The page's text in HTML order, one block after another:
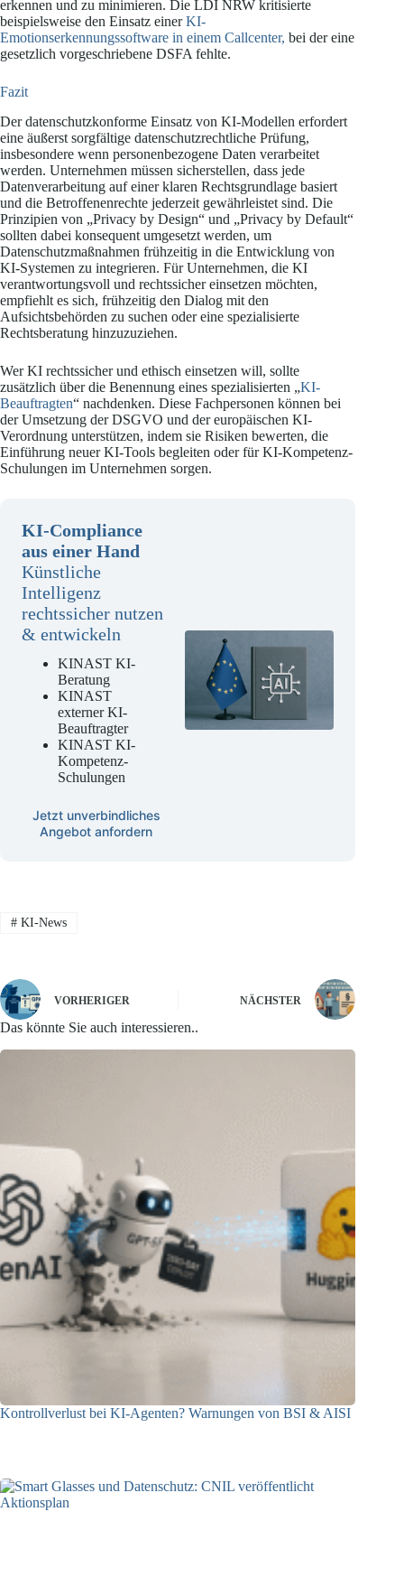
erkennen und zu minimieren. Die LDI NRW kritisierte
beispielsweise den Einsatz einerKI-
Emotionserkennungssoftware in einem Callcenter, bei der eine
gesetzlich vorgeschriebene DSFA fehlte.
Fazit
Der datenschutzkonforme Einsatz von KI-Modellen erfordert
eine äußerst sorgfältige datenschutzrechtliche Prüfung,
insbesondere wenn personenbezogene Daten verarbeitet
werden. Unternehmen müssen sicherstellen, dass jede
Datenverarbeitung auf einer klaren Rechtsgrundlage basiert
und die Betroffenenrechte jederzeit gewährleistet sind. Die
Prinzipien von „Privacy by Design“ und „Privacy by Default“
sollten dabei konsequent umgesetzt werden, um
Datenschutzmaßnahmen frühzeitig in die Entwicklung von
KI-Systemen zu integrieren. Für Unternehmen, die KI
verantwortungsvoll und rechtssicher einsetzen möchten,
empfiehlt es sich, frühzeitig den Dialog mit den
Aufsichtsbehörden zu suchen oder eine spezialisierte
Rechtsberatung hinzuzuziehen.
Wer KI rechtssicher und ethisch einsetzen will, sollte
zusätzlich über die Benennung eines spezialisierten „KI-
Beauftragten“ nachdenken. Diese Fachpersonen können bei
der Umsetzung der DSGVO und der europäischen KI-
Verordnung unterstützen, indem sie Risiken bewerten, die
Einführung neuer KI-Tools begleiten oder für KI-Kompetenz-
Schulungen im Unternehmen sorgen.
KI-Compliance
aus einer Hand
Künstliche
Intelligenz
rechtssicher nutzen
& entwickeln
KINAST KI-
Beratung
KINAST
externer KI-
Beauftragter
KINAST KI-
Kompetenz-
Schulungen
Jetzt unverbindliches
Angebot anfordern
#KI-News
VORHERIGER NÄCHSTER
Das könnte Sie auch interessieren..
Kontrollverlust bei KI-Agenten? Warnungen von BSI & AISI